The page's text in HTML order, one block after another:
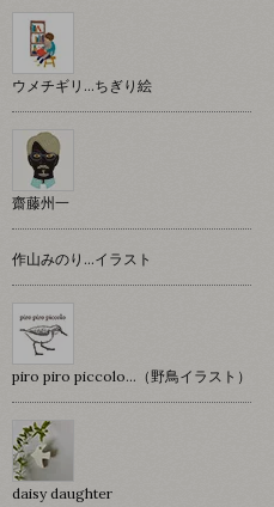
ウメチギリ…ちぎり絵
齋藤州一
作山みのり…イラスト
piro piro piccolo…（野鳥イラスト）
daisy daughter